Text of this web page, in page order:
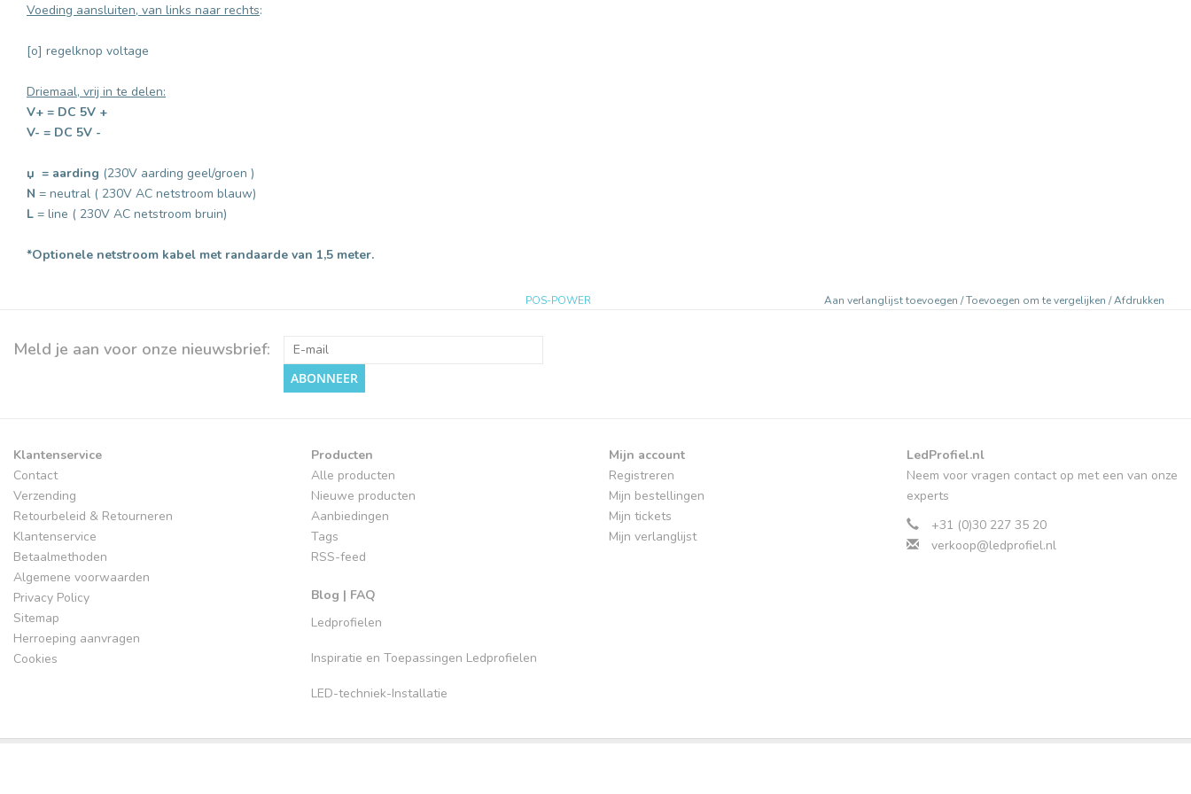
Voeding aansluiten, van links naar rechts:
[o] regelknop voltage
Driemaal, vrij in te delen:
V+ = DC 5V +
V- = DC 5V -
џ = aarding (230V aarding geel/groen )
N = neutral ( 230V AC netstroom blauw)
L = line ( 230V AC netstroom bruin)
*Optionele netstroom kabel met randaarde van 1,5 meter.
POS-POWER Aan verlanglijst toevoegen /Toevoegen om te vergelijken /Afdrukken
Meld je aan voor onze nieuwsbrief:
ABONNEER
Klantenservice
Contact
Verzending
Retourbeleid & Retourneren
Klantenservice
Betaalmethoden
Algemene voorwaarden
Privacy Policy
Sitemap
Herroeping aanvragen
Cookies
Producten
Alle producten
Nieuwe producten
Aanbiedingen
Tags
RSS-feed
Blog | FAQ
Ledprofielen
Inspiratie en Toepassingen Ledprofielen
LED-techniek-Installatie
Mijn account
Registreren
Mijn bestellingen
Mijn tickets
Mijn verlanglijst
LedProfiel.nl
Neem voor vragen contact op met een van onze
experts
+31 (0)30 227 35 20
verkoop@ledprofiel.nl